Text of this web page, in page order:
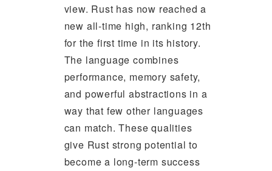
view. Rust has now reached a
new all-time high, ranking 12th
for the first time in its history.
The language combines
performance, memory safety,
and powerful abstractions in a
way that few other languages
can match. These qualities
give Rust strong potential to
become a long-term success